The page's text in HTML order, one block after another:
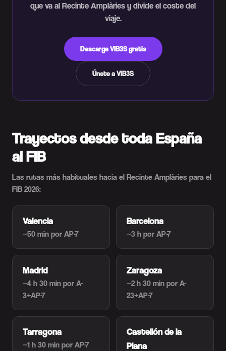
que va al Recinte Amplàries y divide el coste del
viaje.
Descarga VIB3S gratis
Únete a VIB3S
Trayectos desde toda España
al FIB
Las rutas más habituales hacia el Recinte Amplàries para el
FIB 2026:
Valencia
~50 min por AP-7
Barcelona
~3 h por AP-7
Madrid
~4 h 30 min por A-
3+AP-7
Zaragoza
~2 h 30 min por A-
23+AP-7
Tarragona
~1 h 30 min por AP-7
Castellón de la
Plana